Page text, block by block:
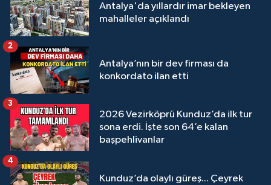
Antalya'da yıllardır imar bekleyen
mahalleler açıklandı
Antalya’nın bir dev firması da
konkordato ilan etti
2
2026 Vezirköprü Kunduz’da ilk tur
sona erdi. İşte son 64’e kalan
başpehlivanlar
3
Kunduz’da olaylı güreş... Çeyrek
4